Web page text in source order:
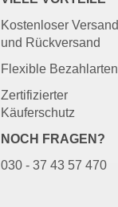
Kostenloser Versand
und Rückversand
Flexible Bezahlarten
Zertifizierter
Käuferschutz
NOCH FRAGEN?
030 - 37 43 57 470